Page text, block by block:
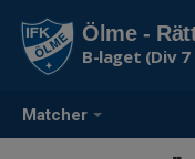
Matcher
Ölme -
B-laget (Div